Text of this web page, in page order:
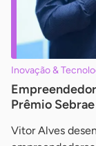
Inovação &
Prêmio
Vitor Alves